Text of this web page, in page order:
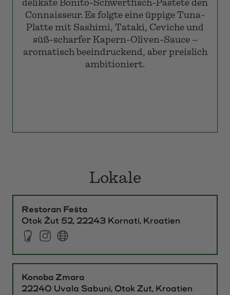
delikate Bonito-Schwertfisch-Pastete den
Connaisseur. Es folgte eine üppige Tuna-
Platte mit Sashimi, Tataki, Ceviche und
süß-scharfer Kapern-Oliven-Sauce –
aromatisch beeindruckend, aber preislich
ambitioniert.
Lokale
Restoran Fešta
Otok Žut 52, 22243 Kornati, Kroatien
Konoba Zmara
22240 Uvala Sabuni, Otok Zut, Kroatien